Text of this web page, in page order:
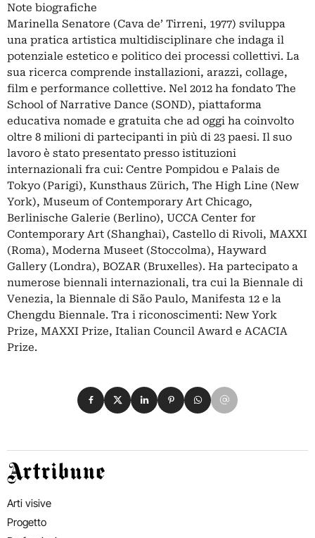
Note biografiche
Marinella Senatore (Cava de’ Tirreni, 1977) sviluppa
una pratica artistica multidisciplinare che indaga il
potenziale estetico e politico dei processi collettivi. La
sua ricerca comprende installazioni, arazzi, collage,
film e performance collettive. Nel 2012 ha fondato The
School of Narrative Dance (SOND), piattaforma
educativa nomade e gratuita che ad oggi ha coinvolto
oltre 8 milioni di partecipanti in più di 23 paesi. Il suo
lavoro è stato presentato presso istituzioni
internazionali fra cui: Centre Pompidou e Palais de
Tokyo (Parigi), Kunsthaus Zürich, The High Line (New
York), Museum of Contemporary Art Chicago,
Berlinische Galerie (Berlino), UCCA Center for
Contemporary Art (Shanghai), Castello di Rivoli, MAXXI
(Roma), Moderna Museet (Stoccolma), Hayward
Gallery (Londra), BOZAR (Bruxelles). Ha partecipato a
numerose biennali internazionali, tra cui la Biennale di
Venezia, la Biennale di São Paulo, Manifesta 12 e la
Chengdu Biennale. Tra i riconoscimenti: New York
Prize, MAXXI Prize, Italian Council Award e ACACIA
Prize.
Condividi su Facebook
Condividi su X
Condividi su LinkedIn
Condividi su Pinterest
Condividi su WhatsApp
Condividi su Email
Artribune
Arti visive
Progetto